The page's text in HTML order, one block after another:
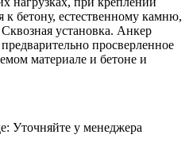
к бетону, естественному камню,
установка. Анкер
просверленное
материале и бетоне и
Уточняйте у менеджера